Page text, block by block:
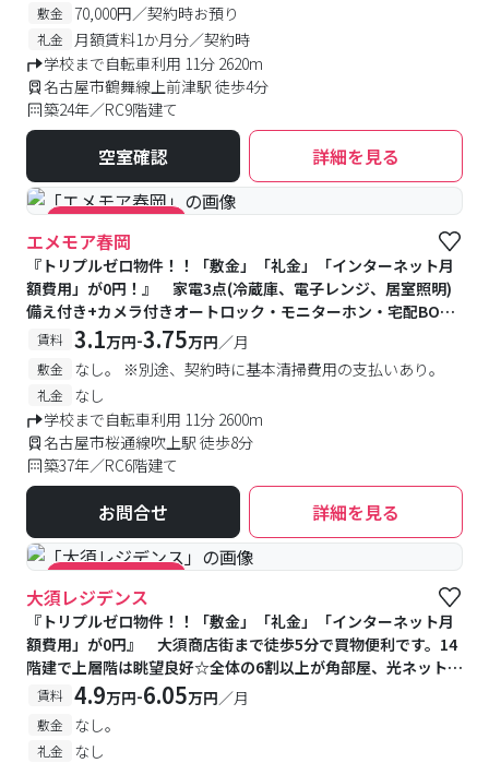
敷金 70,000円／契約時お預り
礼金
月額賃料1か月分／契約時
学校まで自転車利用 11分 2620m
名古屋市鶴舞線上前津駅 徒歩4分
築24年／RC9階建て
空室確認 詳細を見る
#キャンペーン実施中
エメモア春岡
『トリプルゼロ物件！！「敷金」「礼金」「インターネット月
額費用」が0円！』 家電3点(冷蔵庫、電子レンジ、居室照明)
備え付き+カメラ付きオートロック・モニターホン・宅配BOX
付きで家賃は３万円台とお手頃！1階はオーナー宅でより安心で
賃料 3.1万円-3.75万円／月
敷金 なし。 ※別途、契約時に基本清掃費用の支払いあり。
礼金
なし
学校まで自転車利用 11分 2600m
名古屋市桜通線吹上駅 徒歩8分
築37年／RC6階建て
お問合せ 詳細を見る
#キャンペーン実施中
大須レジデンス
『トリプルゼロ物件！！「敷金」「礼金」「インターネット月
額費用」が0円』 大須商店街まで徒歩5分で買物便利です。14
階建で上層階は眺望良好☆全体の6割以上が角部屋、光ネット無
料♪ガス2口コンロの広めのキッチンにバス・トイレ別、浴室乾
燥機、宅配BOXが設置されており、とても快適です◎
賃料 4.9万円-6.05万円／月
敷金 なし。
礼金
なし